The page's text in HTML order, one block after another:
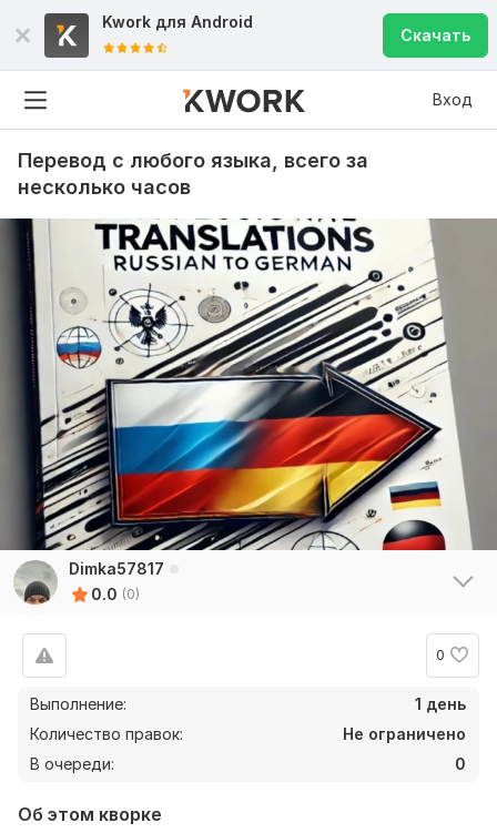
Kwork для Android
Скачать
Вход
Перевод с любого языка, всего за
несколько часов
Dimka57817
0.0 (0)
0
Выполнение:
1 день
Количество правок:
Не ограничено
В очереди:
0
Об этом кворке